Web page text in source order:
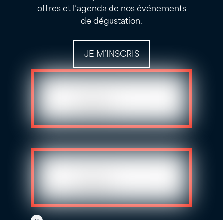
offres et l’agenda de nos événements
de dégustation.
JE M’INSCRIS